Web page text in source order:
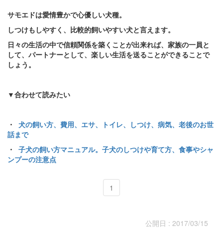
サモエドは愛情豊かで心優しい犬種。
しつけもしやすく、比較的飼いやすい犬と言えます。
日々の生活の中で信頼関係を築くことが出来れば、家族の一員と
して、パートナーとして、楽しい生活を送ることができることで
しょう。
▼合わせて読みたい
・ 犬の飼い方、費用、エサ、トイレ、しつけ、病気、老後のお世
話まで
・ 子犬の飼い方マニュアル。子犬のしつけや育て方、食事やシャ
ンプーの注意点
1
公開日 : 2017/03/15